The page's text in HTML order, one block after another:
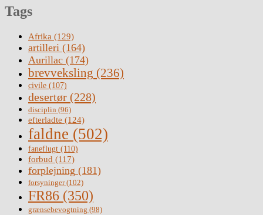
Tags
Afrika (129)
artilleri (164)
Aurillac (174)
brevveksling (236)
civile (107)
desertør (228)
disciplin (96)
efterladte (124)
faldne (502)
faneflugt (110)
forbud (117)
forplejning (181)
forsyninger(102)
FR86 (350)
grænsebevogtning (98)